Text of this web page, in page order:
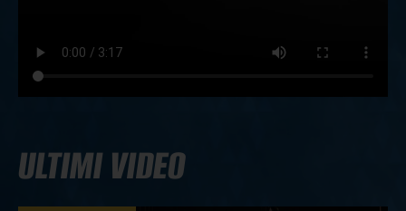
ULTIMI VIDEO